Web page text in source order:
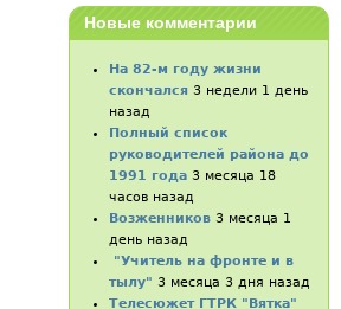
Новые комментарии
На 82-м году жизни
скончался 3 недели 1 день
назад
Полный список
руководителей района до
1991 года 3 месяца 18
часов назад
Возженников 3 месяца 1
день назад
"Учитель на фронте и в
тылу" 3 месяца 3 дня назад
Телесюжет ГТРК "Вятка"